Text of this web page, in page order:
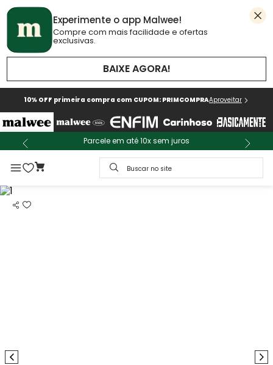
Experimente o app Malwee!
Compre com mais facilidade e ofertas
exclusivas.
BAIXE AGORA!
10% OFF primeira compra com CUPOM: PRIMCOMPRAAproveitar
Parcele em até 10x sem juros
Buscar no site